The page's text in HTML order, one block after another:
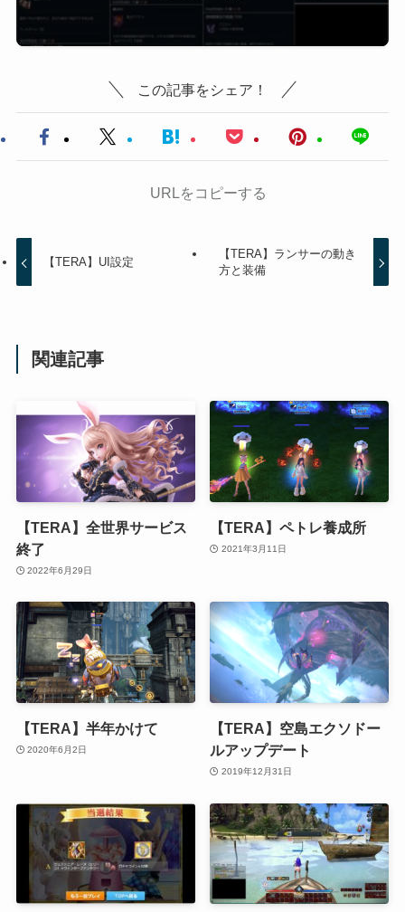
この記事をシェア！
URLをコピーする
【TERA】UI設定
【TERA】ランサーの動き
方と装備
関連記事
【TERA】全世界サービス
終了
2022年6月29日
【TERA】ペトレ養成所
2021年3月11日
【TERA】半年かけて
2020年6月2日
【TERA】空島エクソドー
ルアップデート
2019年12月31日